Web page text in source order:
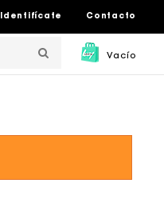
Contacto
Identifícate
Vacío